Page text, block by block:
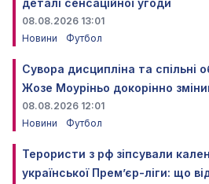
деталі сенсаційної угоди
08.08.2026 13:01
Новини
Футбол
Сувора дисципліна та спільні
Жозе Моуріньо докорінно
08.08.2026 12:01
Новини
Футбол
Терористи з рф зіпсували
української Прем’єр-ліги: що